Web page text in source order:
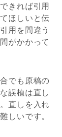
きれば引用
ほしいと伝
用を間違う
がかかって
でも原稿の
誤植は直し
直しを入れ
しいです。